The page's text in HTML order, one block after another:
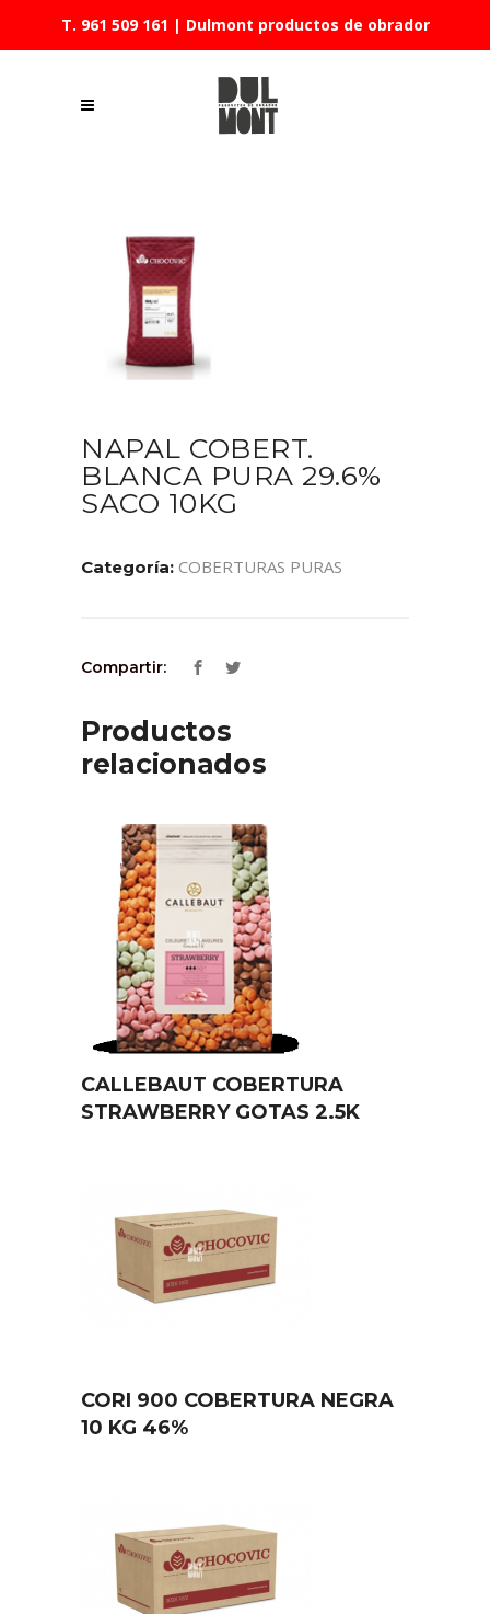
T. 961 509 161 | Dulmont productos de obrador
NAPAL COBERT.
BLANCA PURA 29.6%
SACO 10KG
Categoría: COBERTURAS PURAS
Compartir:
Productos
relacionados
CALLEBAUT COBERTURA
STRAWBERRY GOTAS 2.5K
CORI 900 COBERTURA NEGRA
10 KG 46%